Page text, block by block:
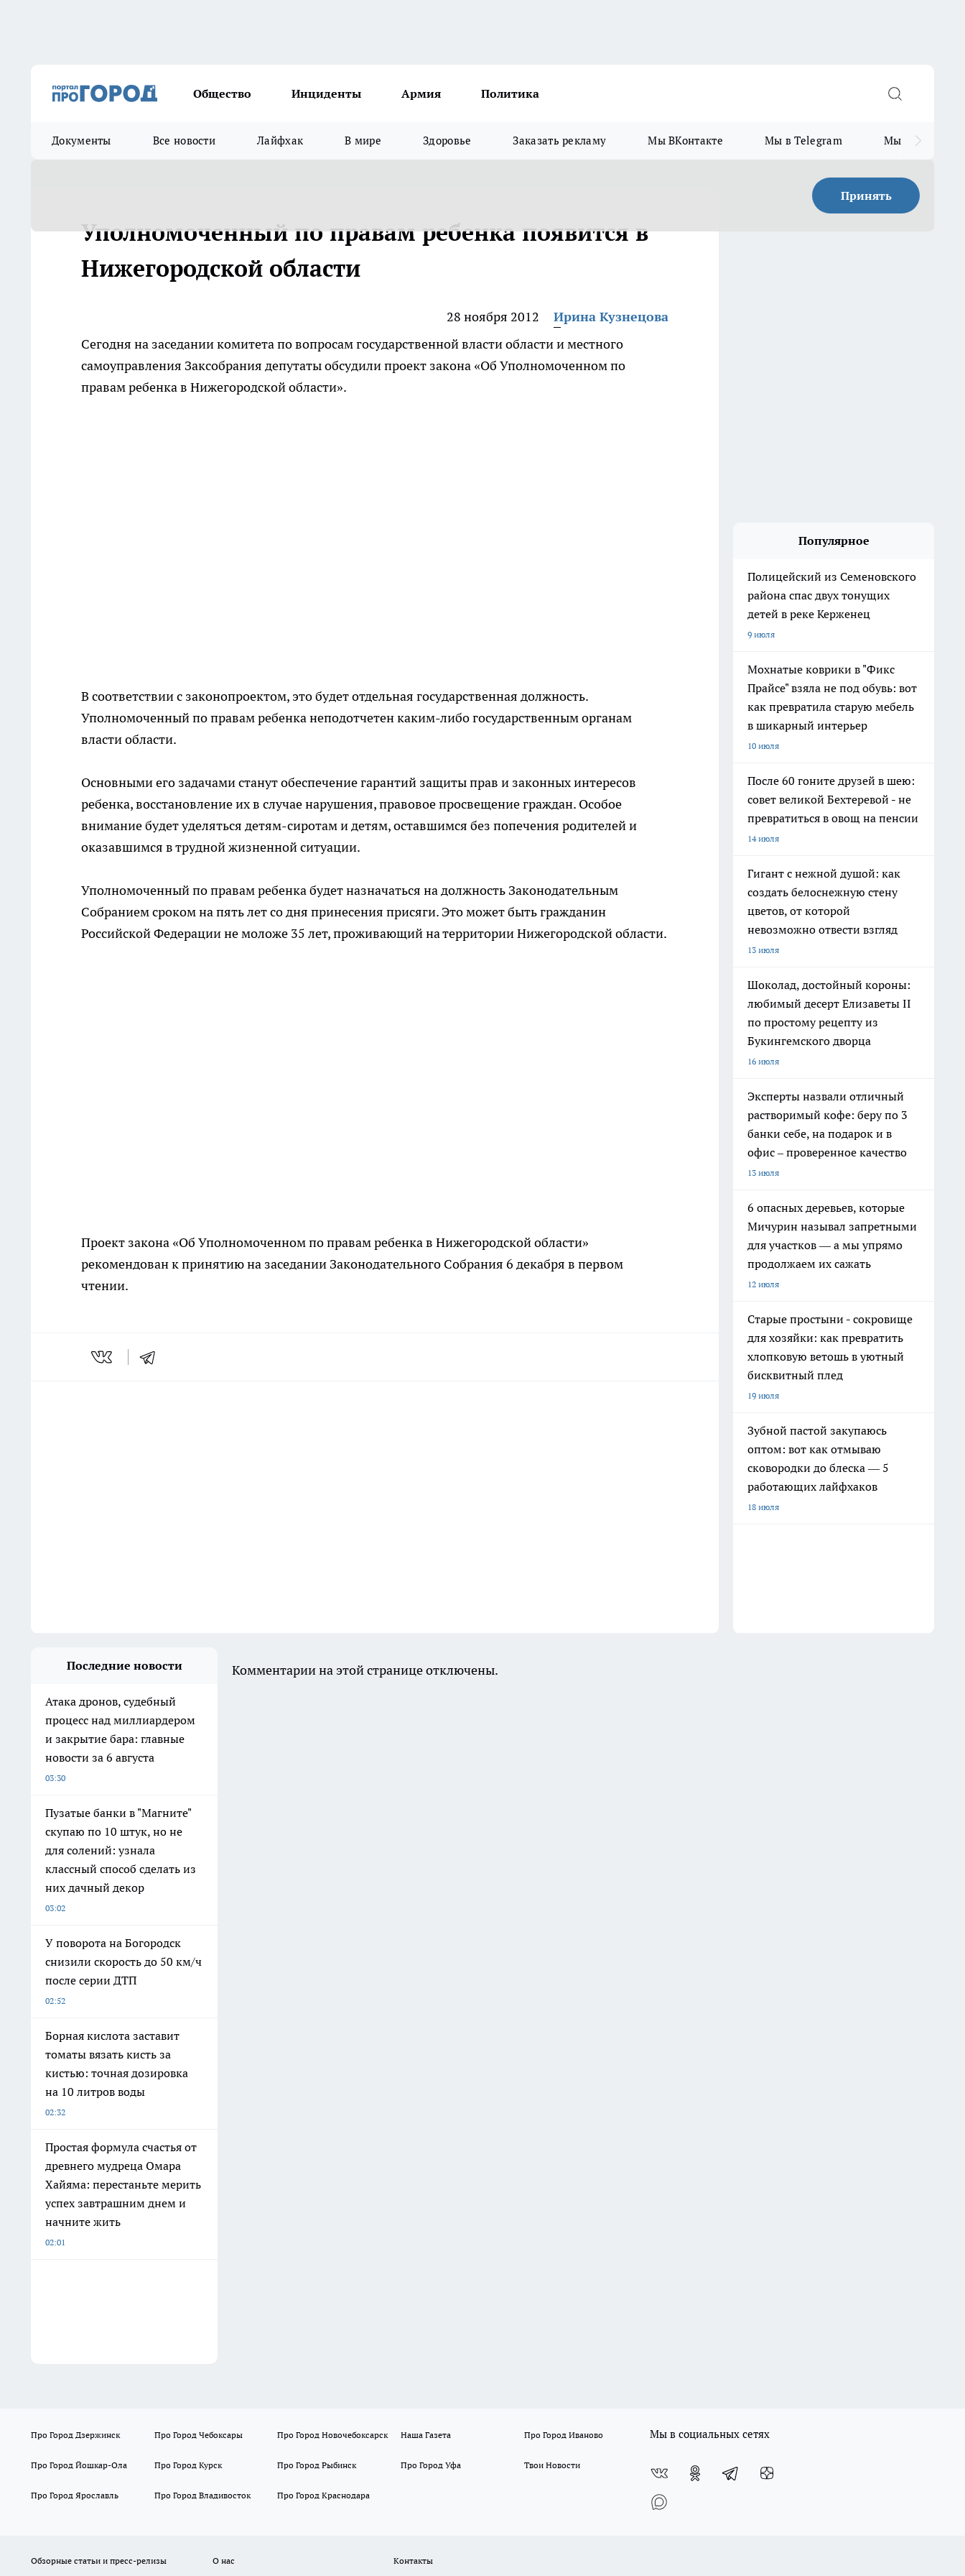
Общество Инциденты Армия Политика
Документы Все новости Лайфхак В мире Здоровье Заказать рекламу Мы ВКонтакте Мы в Telegram Мы в MAX
Принять
Уполномоченный по правам ребенка появится в
Нижегородской области
28 ноября 2012
Ирина Кузнецова
Сегодня на заседании комитета по вопросам государственной власти области и местного
самоуправления Заксобрания депутаты обсудили проект закона «Об Уполномоченном по
правам ребенка в Нижегородской области».
В соответствии с законопроектом, это будет отдельная государственная должность.
Уполномоченный по правам ребенка неподотчетен каким-либо государственным органам
власти области.
Основными его задачами станут обеспечение гарантий защиты прав и законных интересов
ребенка, восстановление их в случае нарушения, правовое просвещение граждан. Особое
внимание будет уделяться детям-сиротам и детям, оставшимся без попечения родителей и
оказавшимся в трудной жизненной ситуации.
Уполномоченный по правам ребенка будет назначаться на должность Законодательным
Собранием сроком на пять лет со дня принесения присяги. Это может быть гражданин
Российской Федерации не моложе 35 лет, проживающий на территории Нижегородской области.
Проект закона «Об Уполномоченном по правам ребенка в Нижегородской области»
рекомендован к принятию на заседании Законодательного Собрания 6 декабря в первом
чтении.
Популярное
Полицейский из Семеновского
района спас двух тонущих
детей в реке Керженец
9 июля
Мохнатые коврики в "Фикс
Прайсе" взяла не под обувь: вот
как превратила старую мебель
в шикарный интерьер
10 июля
После 60 гоните друзей в шею:
совет великой Бехтеревой - не
превратиться в овощ на пенсии
14 июля
Гигант с нежной душой: как
создать белоснежную стену
цветов, от которой
невозможно отвести взгляд
13 июля
Шоколад, достойный короны:
любимый десерт Елизаветы II
по простому рецепту из
Букингемского дворца
16 июля
Эксперты назвали отличный
растворимый кофе: беру по 3
банки себе, на подарок и в
офис – проверенное качество
13 июля
6 опасных деревьев, которые
Мичурин называл запретными
для участков — а мы упрямо
продолжаем их сажать
12 июля
Старые простыни - сокровище
для хозяйки: как превратить
хлопковую ветошь в уютный
бисквитный плед
19 июля
Зубной пастой закупаюсь
оптом: вот как отмываю
сковородки до блеска — 5
работающих лайфхаков
18 июля
Последние новости
Атака дронов, судебный
процесс над миллиардером
и закрытие бара: главные
новости за 6 августа
03:30
Пузатые банки в "Магните"
скупаю по 10 штук, но не
для солений: узнала
классный способ сделать из
них дачный декор
03:02
У поворота на Богородск
снизили скорость до 50 км/ч
после серии ДТП
02:52
Борная кислота заставит
томаты вязать кисть за
кистью: точная дозировка
на 10 литров воды
02:32
Простая формула счастья от
древнего мудреца Омара
Хайяма: перестаньте мерить
успех завтрашним днем и
начните жить
02:01
Комментарии на этой странице отключены.
Про Город Дзержинск Про Город Чебоксары Про Город Новочебоксарск Наша Газета Про Город Иваново
Про Город Йошкар-Ола Про Город Курск Про Город Рыбинск Про Город Уфа Твои Новости
Про Город Ярославль Про Город Владивосток Про Город Краснодара
Мы в социальных сетях
Обзорные статьи и пресс-релизы О нас
Контакты